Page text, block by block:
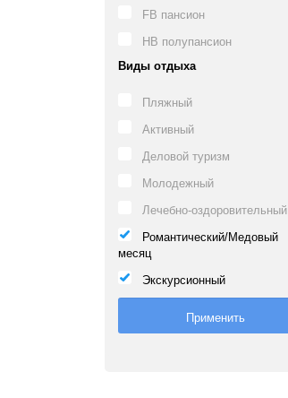
FB пансион
HB полупансион
Виды отдыха
Пляжный
Активный
Деловой туризм
Молодежный
Лечебно-оздоровительный
Романтический/Медовый
месяц
Экскурсионный